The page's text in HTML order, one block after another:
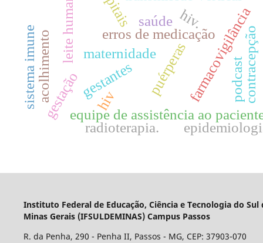
gestantes puérperas
maternidade
erros de medicaçãofarmacovigilância
equipe de assistência ao
hiv
gestação
acolhimento
hiv.
contracepção
saúde
podcast
radioterapia.
leite humano.
sistema imune
Instituto Federal de Educação, Ciência e Tecnologia do Sul
Minas Gerais (IFSULDEMINAS) Campus Passos
R. da Penha, 290 - Penha II, Passos - MG, CEP: 37903-070